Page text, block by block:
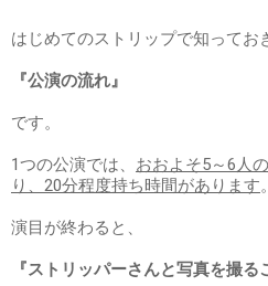
はじめてのストリップで知ってお
『公演の流れ』
です。
1つの公演では、 おおよそ5～6人
り、20分程度持ち時間があります。
演目が終わると、
『ストリッパーさんと写真を撮る